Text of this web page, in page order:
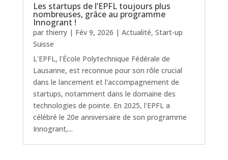
Les startups de l’EPFL toujours plus
nombreuses, grâce au programme
Innogrant !
par thierry| Fév 9, 2026 | Actualité, Start-up
Suisse
L'EPFL, l'École Polytechnique Fédérale de
Lausanne, est reconnue pour son rôle crucial
dans le lancement et l'accompagnement de
startups, notamment dans le domaine des
technologies de pointe. En 2025, l'EPFL a
célébré le 20e anniversaire de son programme
Innogrant,...